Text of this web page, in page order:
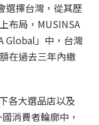
選擇台灣，從其歷
布局，MUSINSA
Global」中，台灣
在過去三年內繳
各大選品店以及
消費者輪廓中，